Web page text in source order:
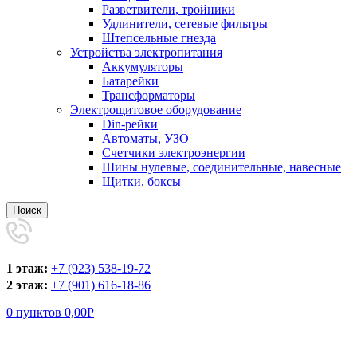
Разветвители, тройники
Удлинители, сетевые фильтры
Штепсельные гнезда
Устройства электропитания
Аккумуляторы
Батарейки
Трансформаторы
Электрощитовое оборудование
Din-рейки
Автоматы, УЗО
Счетчики электроэнергии
Шины нулевые, соединительные, навесные
Щитки, боксы
Поиск
1 этаж: +7 (923) 538-19-72
2 этаж: +7 (901) 616-18-86
0 пунктов 0,00Р